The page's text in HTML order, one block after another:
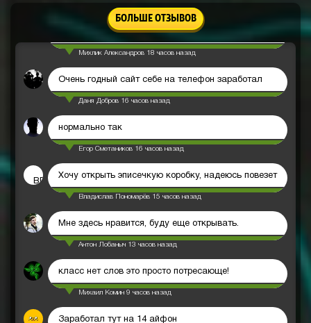
БОЛЬШЕ ОТЗЫВОВ
Вывод быстрый
Михлик Александров 18 часов назад
Очень годный сайт себе на телефон заработал
Даня Добров 16 часов назад
нормально так
Егор Сметаников 16 часов назад
ВП
Хочу открыть эписечкую коробку, надеюсь повезет
Владислав Пономарёв 15 часов назад
Мне здесь нравится, буду еще открывать.
Антон Лобаныч 13 часов назад
класс нет слов это просто потресающе!
Михаил Комин 9 часов назад
Заработал тут на 14 айфон